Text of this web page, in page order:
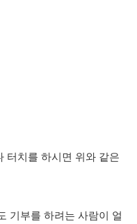
터치를 하시면 위와 같은
기부를 하려는 사람이 얼